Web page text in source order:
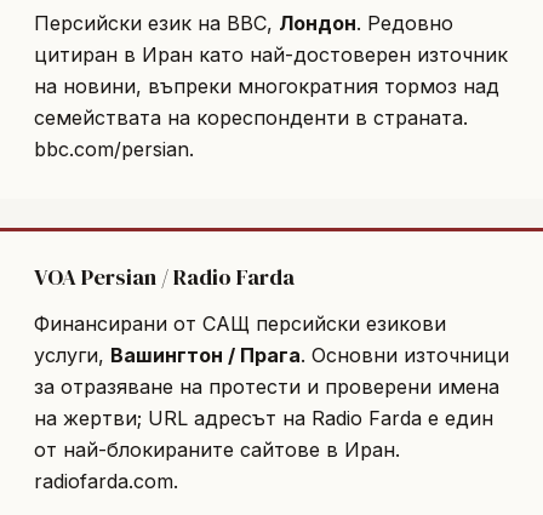
Персийски език на BBC, Лондон. Редовно
цитиран в Иран като най-достоверен източник
на новини, въпреки многократния тормоз над
семействата на кореспонденти в страната.
bbc.com/persian.
VOA Persian / Radio Farda
Финансирани от САЩ персийски езикови
услуги, Вашингтон / Прага. Основни източници
за отразяване на протести и проверени имена
на жертви; URL адресът на Radio Farda е един
от най-блокираните сайтове в Иран.
radiofarda.com.